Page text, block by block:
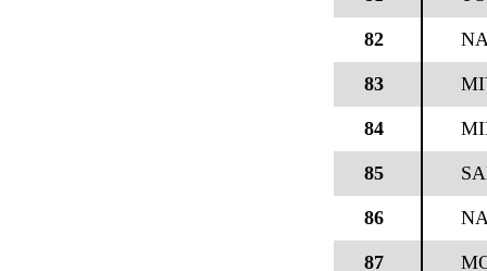
82
83
84
85
86
87